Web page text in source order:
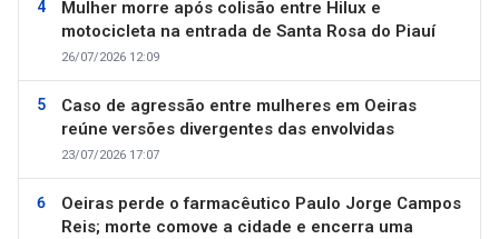
Mulher morre após colisão entre Hilux e
motocicleta na entrada de Santa Rosa do Piauí
26/07/2026 12:09
Caso de agressão entre mulheres em Oeiras
reúne versões divergentes das envolvidas
23/07/2026 17:07
Oeiras perde o farmacêutico Paulo Jorge Campos
Reis; morte comove a cidade e encerra uma